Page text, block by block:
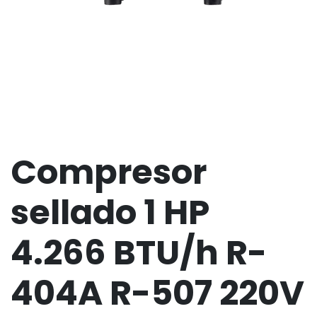
Compresor
sellado 1 HP
4.266 BTU/h R-
404A R-507 220V